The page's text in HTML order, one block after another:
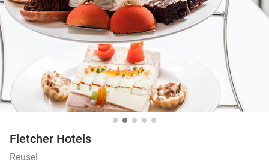
Fletcher Hotels
Reusel